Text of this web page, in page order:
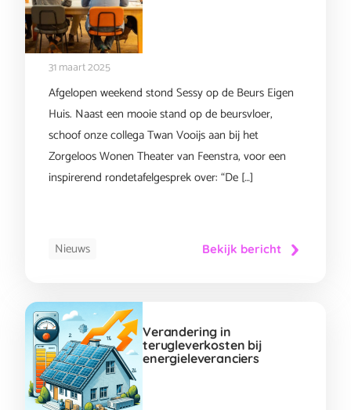
31 maart 2025
Afgelopen weekend stond Sessy op de Beurs Eigen
Huis. Naast een mooie stand op de beursvloer,
schoof onze collega Twan Vooijs aan bij het
Zorgeloos Wonen Theater van Feenstra, voor een
inspirerend rondetafelgesprek over: “De […]
Nieuws Bekijk bericht
Verandering in
terugleverkosten bij
energieleveranciers